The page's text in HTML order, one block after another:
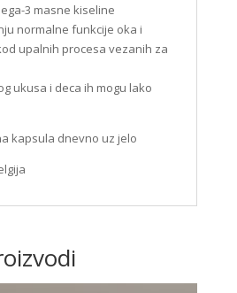
3 masne kiseline
normalne funkcije oka i
upalnih procesa vezanih za
ukusa i deca ih mogu lako
kapsula dnevno uz jelo